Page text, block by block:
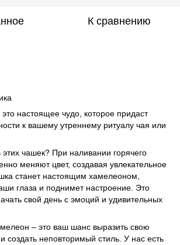
К сравнению
настоящее чудо, которое придаст
к вашему утреннему ритуалу чая или
чашек? При наливании горячего
меняют цвет, создавая увлекательное
станет настоящим хамелеоном,
глаза и поднимет настроение. Это
свой день с эмоций и удивительных
– это ваш шанс выразить свою
создать неповторимый стиль. У нас есть